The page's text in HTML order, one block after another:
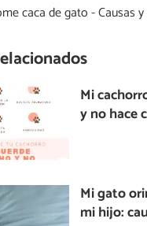
caca de gato - Causas
Mi
y no hace
Mi gato
mi hijo: